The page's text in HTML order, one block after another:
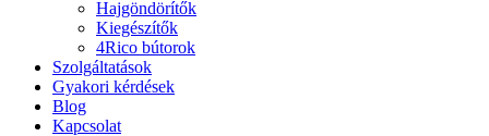
Hajgöndörítők
Kiegészítők
4Rico bútorok
Szolgáltatások
Gyakori kérdések
Blog
Kapcsolat